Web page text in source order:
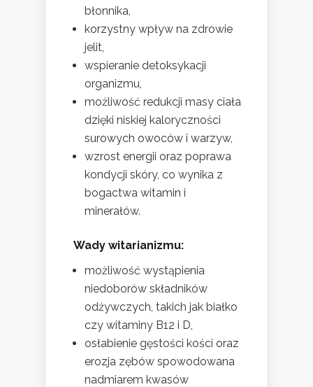
błonnika,
korzystny wpływ na zdrowie
jelit,
wspieranie detoksykacji
organizmu,
możliwość redukcji masy ciała
dzięki niskiej kaloryczności
surowych owoców i warzyw,
wzrost energii oraz poprawa
kondycji skóry, co wynika z
bogactwa witamin i
minerałów.
Wady witarianizmu:
możliwość wystąpienia
niedoborów składników
odżywczych, takich jak białko
czy witaminy B12 i D,
osłabienie gęstości kości oraz
erozja zębów spowodowana
nadmiarem kwasów